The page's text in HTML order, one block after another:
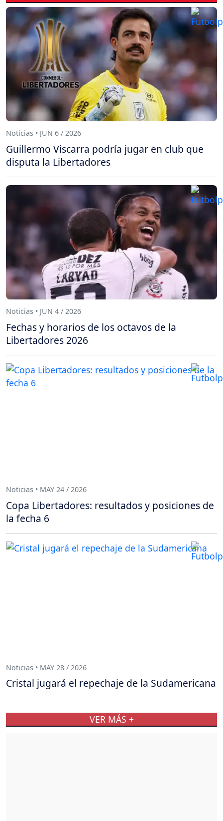
Noticias • JUN 6 / 2026
Guillermo Viscarra podría jugar en club que
disputa la Libertadores
Noticias • JUN 4 / 2026
Fechas y horarios de los octavos de la
Libertadores 2026
Noticias • MAY 24 / 2026
Copa Libertadores: resultados y posiciones de
la fecha 6
Noticias • MAY 28 / 2026
Cristal jugará el repechaje de la Sudamericana
VER MÁS +